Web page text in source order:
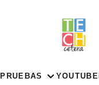
PRUEBAS YOUTUBE